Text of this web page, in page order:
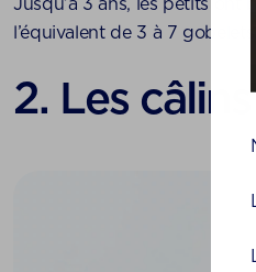
l’équivalent de 3 à 7 gobelets.
2. Les câlins